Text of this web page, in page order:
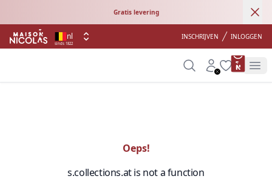
Gratis levering
sinds 1822
nl INSCHRIJVEN INLOGGEN
SearchAccount
Wishlist
Oeps!
s.collections.at is not a function